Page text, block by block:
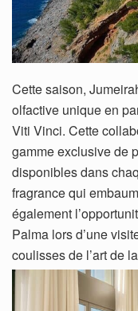
Cette saison,
olfactive unique en
Viti Vinci. Cette
gamme exclusive de
disponibles dans
fragrance qui
également
Palma lors d’une
coulisses de l’art de